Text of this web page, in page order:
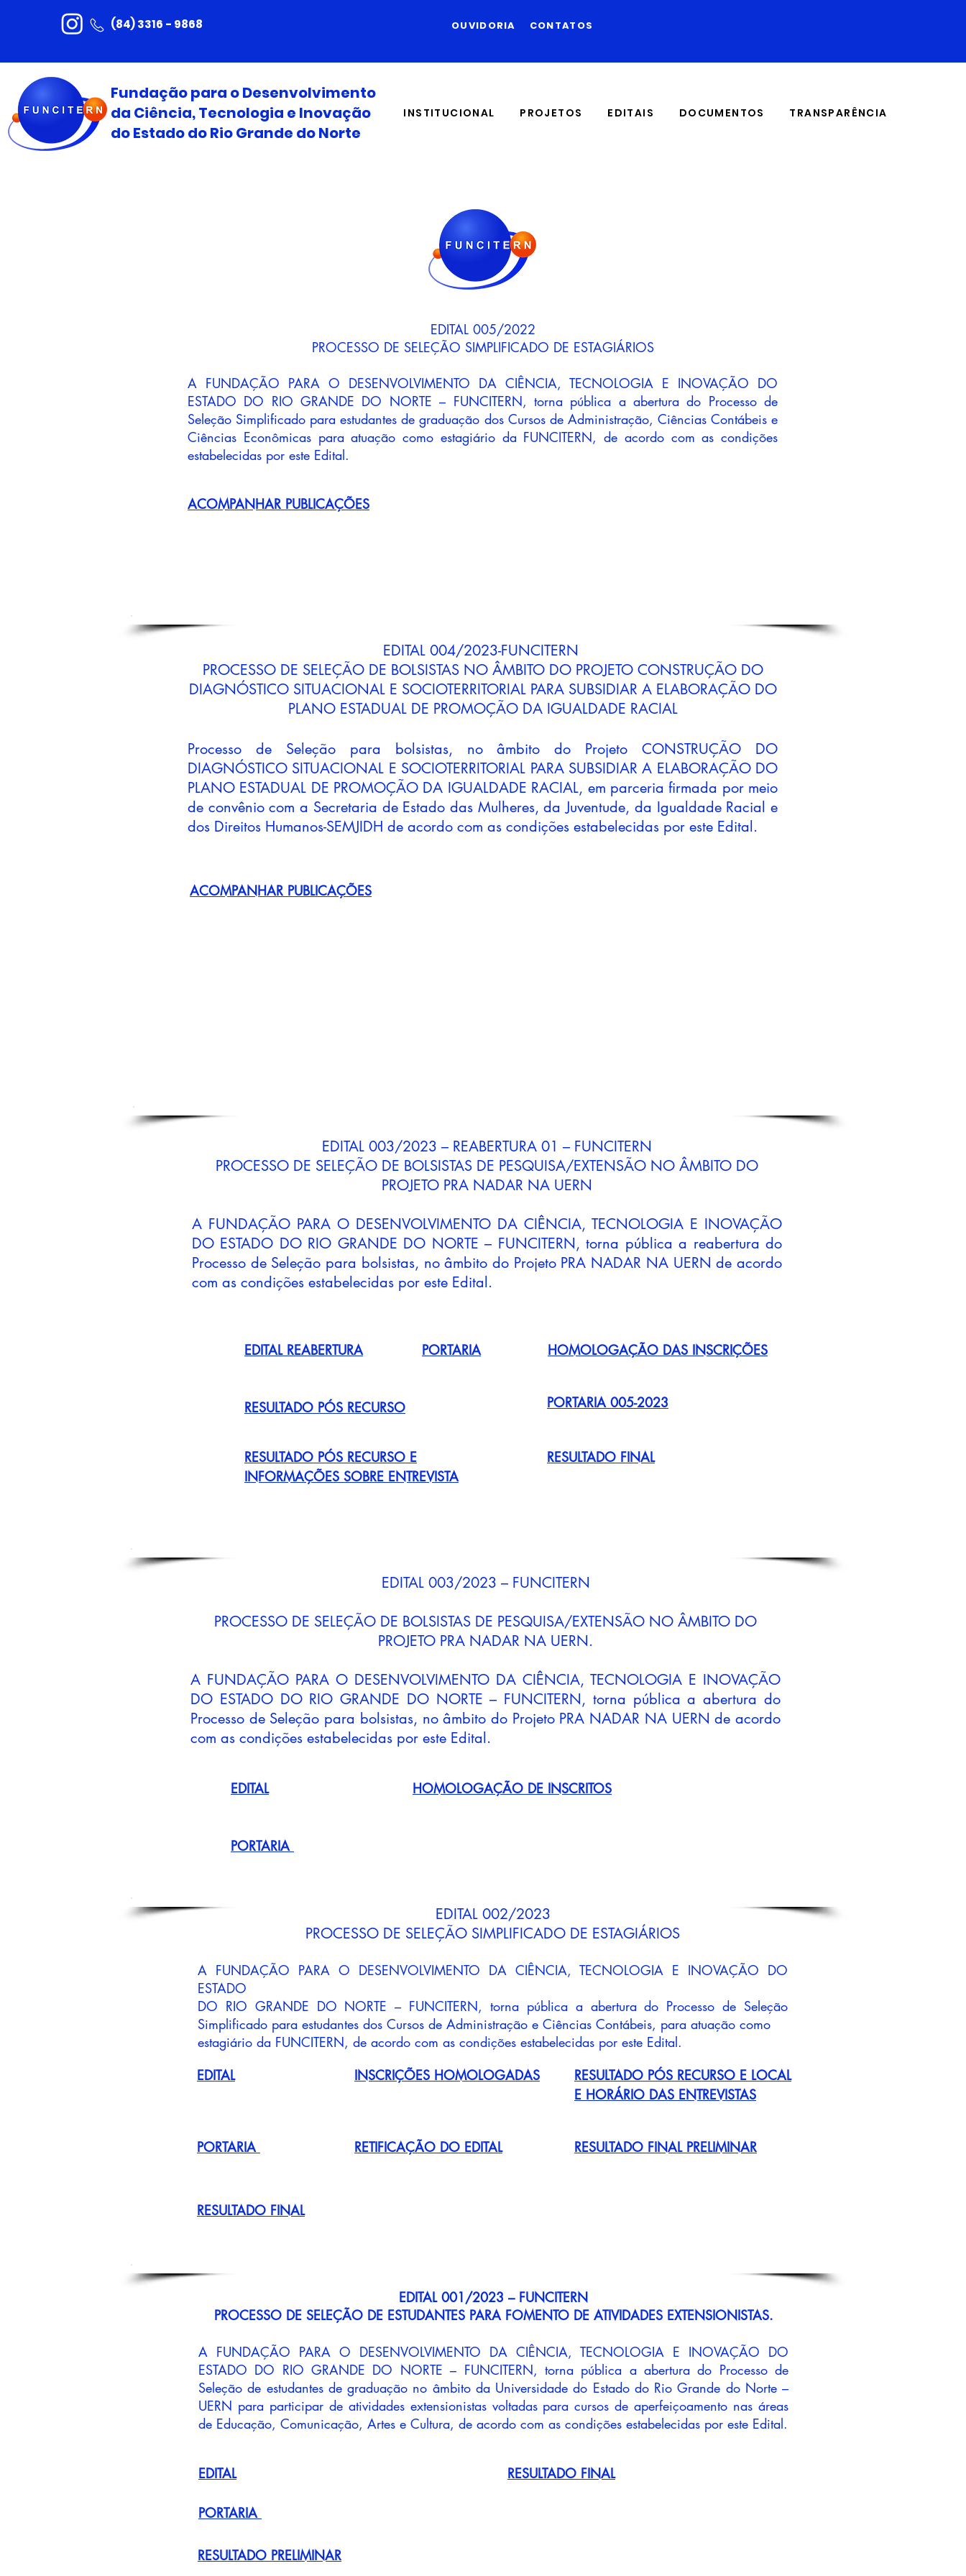
(84) 3316 - 9868 OUVIDORIA CONTATOS
Fundação para o Desenvolvimento
da Ciência, Tecnologia e Inovação
do Estado do Rio Grande do Norte
INSTITUCIONAL PROJETOS EDITAIS DOCUMENTOS TRANSPARÊNCIA
EDITAL 005/2022
PROCESSO DE SELEÇÃO SIMPLIFICADO DE ESTAGIÁRIOS
A FUNDAÇÃO PARA O DESENVOLVIMENTO DA CIÊNCIA, TECNOLOGIA E INOVAÇÃO DO
ESTADO DO RIO GRANDE DO NORTE – FUNCITERN, torna pública a abertura do Processo de
Seleção Simplificado para estudantes de graduação dos Cursos de Administração, Ciências Contábeis e
Ciências Econômicas para atuação como estagiário da FUNCITERN, de acordo com as condições
estabelecidas por este Edital.
ACOMPANHAR PUBLICAÇÕES
EDITAL 004/2023-FUNCITERN
PROCESSO DE SELEÇÃO DE BOLSISTAS NO ÂMBITO DO PROJETO CONSTRUÇÃO DO
DIAGNÓSTICO SITUACIONAL E SOCIOTERRITORIAL PARA SUBSIDIAR A ELABORAÇÃO DO
PLANO ESTADUAL DE PROMOÇÃO DA IGUALDADE RACIAL
Processo de Seleção para bolsistas, no âmbito do Projeto CONSTRUÇÃO DO
DIAGNÓSTICO SITUACIONAL E SOCIOTERRITORIAL PARA SUBSIDIAR A ELABORAÇÃO DO
PLANO ESTADUAL DE PROMOÇÃO DA IGUALDADE RACIAL, em parceria firmada por meio
de convênio com a Secretaria de Estado das Mulheres, da Juventude, da Igualdade Racial e
dos Direitos Humanos-SEMJIDH de acordo com as condições estabelecidas por este Edital.
ACOMPANHAR PUBLICAÇÕES
EDITAL 003/2023 – REABERTURA 01 – FUNCITERN
PROCESSO DE SELEÇÃO DE BOLSISTAS DE PESQUISA/EXTENSÃO NO ÂMBITO DO
PROJETO PRA NADAR NA UERN
A FUNDAÇÃO PARA O DESENVOLVIMENTO DA CIÊNCIA, TECNOLOGIA E INOVAÇÃO
DO ESTADO DO RIO GRANDE DO NORTE – FUNCITERN, torna pública a reabertura do
Processo de Seleção para bolsistas, no âmbito do Projeto PRA NADAR NA UERN de acordo
com as condições estabelecidas por este Edital.
EDITAL REABERTURA PORTARIA HOMOLOGAÇÃO DAS INSCRIÇÕES
RESULTADO PÓS RECURSO
RESULTADO PÓS RECURSO E
INFORMAÇÕES SOBRE ENTREVISTA
PORTARIA 005-2023
RESULTADO FINAL
EDITAL 003/2023 – FUNCITERN
PROCESSO DE SELEÇÃO DE BOLSISTAS DE PESQUISA/EXTENSÃO NO ÂMBITO DO
PROJETO PRA NADAR NA UERN.
A FUNDAÇÃO PARA O DESENVOLVIMENTO DA CIÊNCIA, TECNOLOGIA E INOVAÇÃO
DO ESTADO DO RIO GRANDE DO NORTE – FUNCITERN, torna pública a abertura do
Processo de Seleção para bolsistas, no âmbito do Projeto PRA NADAR NA UERN de acordo
com as condições estabelecidas por este Edital.
EDITAL HOMOLOGAÇÃO DE INSCRITOS
PORTARIA
EDITAL 002/2023
PROCESSO DE SELEÇÃO SIMPLIFICADO DE ESTAGIÁRIOS
A FUNDAÇÃO PARA O DESENVOLVIMENTO DA CIÊNCIA, TECNOLOGIA E INOVAÇÃO DO
ESTADO
DO RIO GRANDE DO NORTE – FUNCITERN, torna pública a abertura do Processo de Seleção
Simplificado para estudantes dos Cursos de Administração e Ciências Contábeis, para atuação como
estagiário da FUNCITERN, de acordo com as condições estabelecidas por este Edital.
EDITAL
INSCRIÇÕES HOMOLOGADAS
RESULTADO PÓS RECURSO E LOCAL
E HORÁRIO DAS ENTREVISTAS
PORTARIA RETIFICAÇÃO DO EDITAL RESULTADO FINAL PRELIMINAR
RESULTADO FINAL
EDITAL 001/2023 – FUNCITERN
PROCESSO DE SELEÇÃO DE ESTUDANTES PARA FOMENTO DE ATIVIDADES EXTENSIONISTAS.
A FUNDAÇÃO PARA O DESENVOLVIMENTO DA CIÊNCIA, TECNOLOGIA E INOVAÇÃO DO
ESTADO DO RIO GRANDE DO NORTE – FUNCITERN, torna pública a abertura do Processo de
Seleção de estudantes de graduação no âmbito da Universidade do Estado do Rio Grande do Norte –
UERN para participar de atividades extensionistas voltadas para cursos de aperfeiçoamento nas áreas
de Educação, Comunicação, Artes e Cultura, de acordo com as condições estabelecidas por este Edital.
EDITAL RESULTADO FINAL
PORTARIA
RESULTADO PRELIMINAR